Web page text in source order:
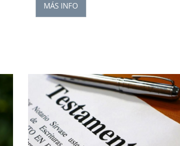
MÁS INFO